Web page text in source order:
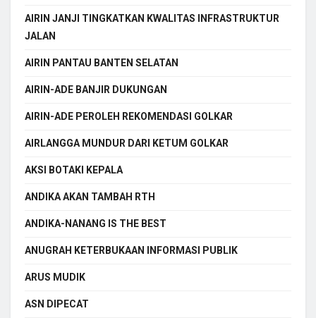
AIRIN JANJI TINGKATKAN KWALITAS INFRASTRUKTUR
JALAN
AIRIN PANTAU BANTEN SELATAN
AIRIN-ADE BANJIR DUKUNGAN
AIRIN-ADE PEROLEH REKOMENDASI GOLKAR
AIRLANGGA MUNDUR DARI KETUM GOLKAR
AKSI BOTAKI KEPALA
ANDIKA AKAN TAMBAH RTH
ANDIKA-NANANG IS THE BEST
ANUGRAH KETERBUKAAN INFORMASI PUBLIK
ARUS MUDIK
ASN DIPECAT